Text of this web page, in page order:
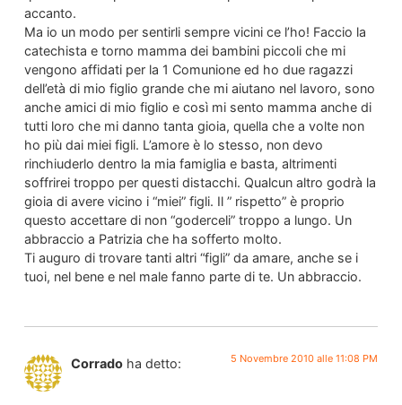
accanto.
Ma io un modo per sentirli sempre vicini ce l’ho! Faccio la
catechista e torno mamma dei bambini piccoli che mi
vengono affidati per la 1 Comunione ed ho due ragazzi
dell’età di mio figlio grande che mi aiutano nel lavoro, sono
anche amici di mio figlio e così mi sento mamma anche di
tutti loro che mi danno tanta gioia, quella che a volte non
ho più dai miei figli. L’amore è lo stesso, non devo
rinchiuderlo dentro la mia famiglia e basta, altrimenti
soffrirei troppo per questi distacchi. Qualcun altro godrà la
gioia di avere vicino i “miei” figli. Il ” rispetto” è proprio
questo accettare di non “goderceli” troppo a lungo. Un
abbraccio a Patrizia che ha sofferto molto.
Ti auguro di trovare tanti altri “figli” da amare, anche se i
tuoi, nel bene e nel male fanno parte di te. Un abbraccio.
Corrado ha detto: 5 Novembre 2010 alle 11:08 PM